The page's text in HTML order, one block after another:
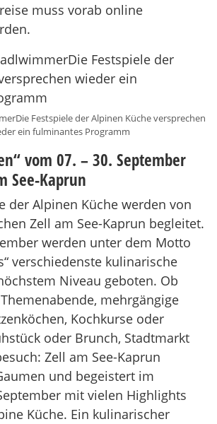
muss vorab online
Festspiele der Alpinen Küche versprechen
ein fulminantes Programm
vom 07. – 30. September
See-Kaprun
der Alpinen Küche werden von
Zell am See-Kaprun begleitet.
werden unter dem Motto
verschiedenste kulinarische
Niveau geboten. Ob
mehrgängige
Kochkurse oder
oder Brunch, Stadtmarkt
Zell am See-Kaprun
und begeistert im
mit vielen Highlights
Küche. Ein kulinarischer